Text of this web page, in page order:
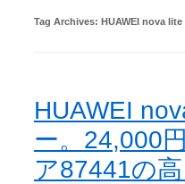
Tag Archives: HUAWEI nova lite
HUAWEI
ー。24,000
ア87441の